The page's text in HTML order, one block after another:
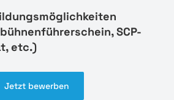
SCP-
etc.)
Jetzt bewerben